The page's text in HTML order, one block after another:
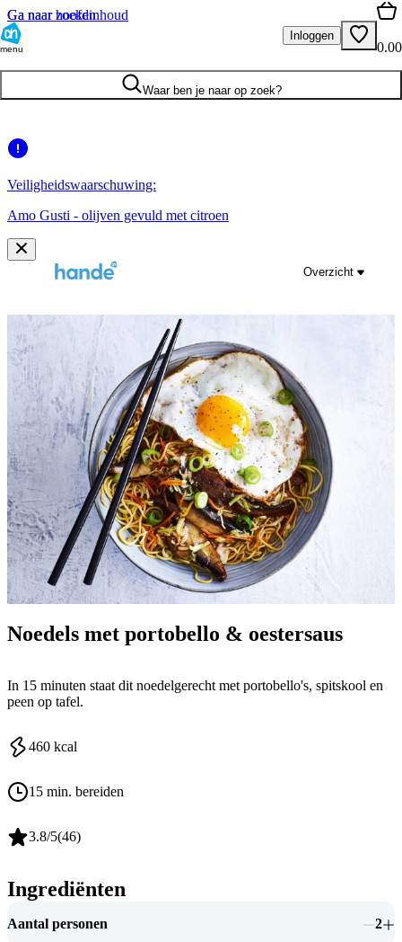
Ga naar hoofdinhoud
Ga naar zoeken
menu
Inloggen
0.00
Waar ben je naar op zoek?
Veiligheidswaarschuwing:
Amo Gusti - olijven gevuld met citroen
Overzicht
Noedels met portobello & oestersaus
In 15 minuten staat dit noedelgerecht met portobello's, spitskool en
peen op tafel.
460 kcal
15 min. bereiden
3.8/5(46)
Ingrediënten
Aantal personen 2